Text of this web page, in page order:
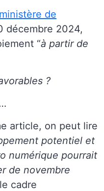
de
décembre 2024,
“à partir de
?
article, on peut lire
potentiel et
numérique pourrait
de novembre
cadre